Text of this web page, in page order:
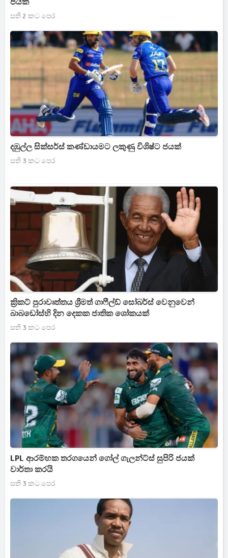
ජයක්
සති 2 කට පෙර
දඹුල්ල සික්සර්ස් කණ්ඩායමට ලකුණු විශිෂ්ට ජයක්
සති 3 කට පෙර
ක්‍රිකට් පුරාවෘත්තය ශ්‍රීමත් ගාෆීල්ඩ් සෝබර්ස් වෙනුවෙන්
බාබඩෝස්හි දින දෙකක ජාතික ශෝකයක්
සති 3 කට පෙර
LPL ආරම්භක තරගයෙන් ගෝල් ගැලන්ට්ස් සුපිරි ජයක්
වාර්තා කරයි
සති 3 කට පෙර